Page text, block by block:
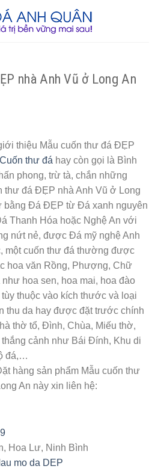
nhà Anh Vũ ở Long An
thiệu Mẫu cuốn thư đá ĐẸP
Cuốn thư đá hay còn gọi là Bình
phong, trừ tà, chắn những
thư đá ĐẸP nhà Anh Vũ ở Long
bằng Đá ĐẸP từ Đá xanh nguyên
Thanh Hóa hoặc Nghệ An với
nứt nẻ, được Đá mỹ nghệ Anh
một cuốn thư đá thường được
hoa văn Rồng, Phượng, Chữ
hoa sen, hoa mai, hoa đào
thuộc vào kích thước và loại
thu da hay được đặt trước chính
thờ tổ, Đình, Chùa, Miếu thờ,
cảnh như Bái Đính, Khu di
đá,…
hàng sản phẩm Mẫu cuốn thư
An này xin liên hệ:
Hoa Lư, Ninh Bình
mo da DEP